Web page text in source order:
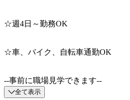
☆週4日～勤務OK
☆車、バイク、自転車通勤OK
‐‐事前に職場見学できます‐‐
全て表示